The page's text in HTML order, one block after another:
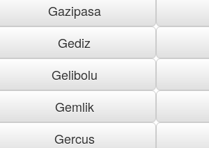
Gazipasa
Gediz
Gelibolu
Gemlik
Gercus